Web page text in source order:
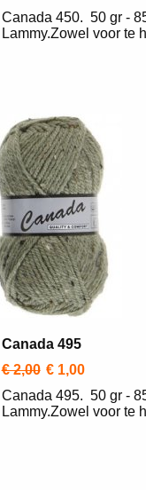
Canada 450. 50 gr -
Lammy.Zowel voor te
Canada 495
€ 2,00 € 1,00
Canada 495. 50 gr -
Lammy.Zowel voor te